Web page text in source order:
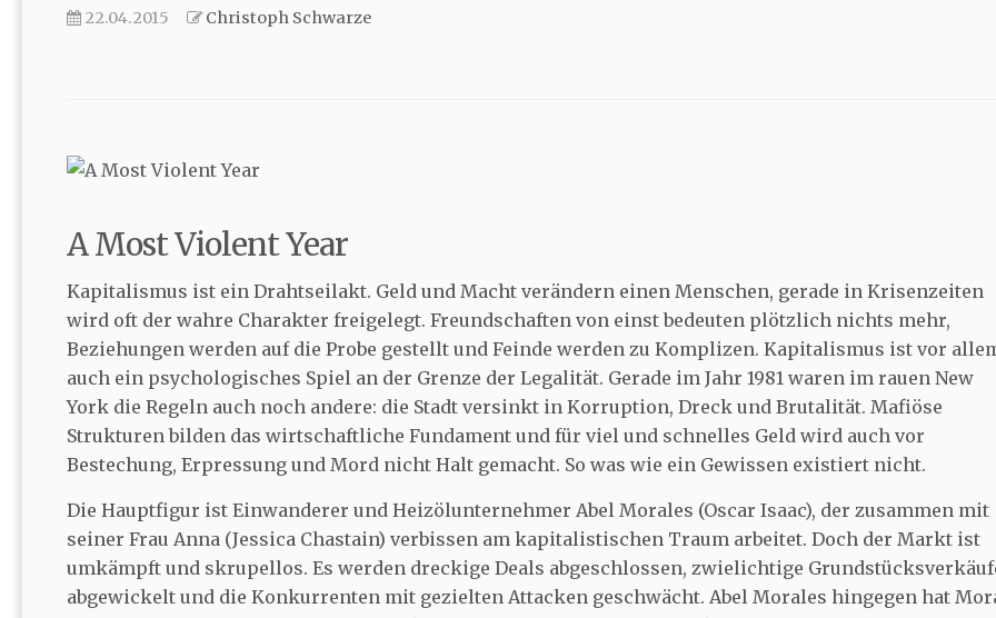
22.04.2015 Christoph Schwarze
A Most Violent Year
Kapitalismus ist ein Drahtseilakt. Geld und Macht verändern einen Menschen, gerade in Krisenzeiten
wird oft der wahre Charakter freigelegt. Freundschaften von einst bedeuten plötzlich nichts mehr,
Beziehungen werden auf die Probe gestellt und Feinde werden zu Komplizen. Kapitalismus ist vor
auch ein psychologisches Spiel an der Grenze der Legalität. Gerade im Jahr 1981 waren im rauen New
York die Regeln auch noch andere: die Stadt versinkt in Korruption, Dreck und Brutalität. Mafiöse
Strukturen bilden das wirtschaftliche Fundament und für viel und schnelles Geld wird auch vor
Bestechung, Erpressung und Mord nicht Halt gemacht. So was wie ein Gewissen existiert nicht.
Die Hauptfigur ist Einwanderer und Heizölunternehmer Abel Morales (Oscar Isaac), der zusammen mit
seiner Frau Anna (Jessica Chastain) verbissen am kapitalistischen Traum arbeitet. Doch der Markt ist
umkämpft und skrupellos. Es werden dreckige Deals abgeschlossen, zwielichtige
abgewickelt und die Konkurrenten mit gezielten Attacken geschwächt. Abel Morales hingegen hat